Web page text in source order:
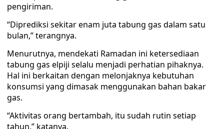
pengiriman.
“Diprediksi sekitar enam juta tabung gas dalam satu
bulan,” terangnya.
Menurutnya, mendekati Ramadan ini ketersediaan
tabung gas elpiji selalu menjadi perhatian pihaknya.
Hal ini berkaitan dengan melonjaknya kebutuhan
konsumsi yang dimasak menggunakan bahan bakar
gas.
“Aktivitas orang bertambah, itu sudah rutin setiap
tahun,” katanya.